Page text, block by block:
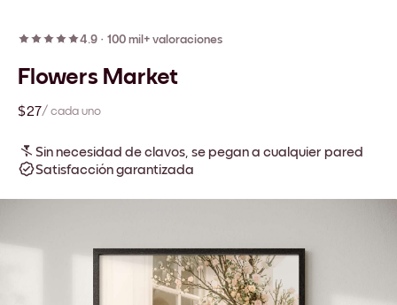
4.9 · 100 mil+ valoraciones
Flowers Market
$27/ cada uno
Sin necesidad de clavos, se pegan a cualquier pared
Satisfacción garantizada